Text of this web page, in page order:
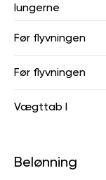
lungerne
Før flyvningen
Før flyvningen
Vægttab I
Belønning